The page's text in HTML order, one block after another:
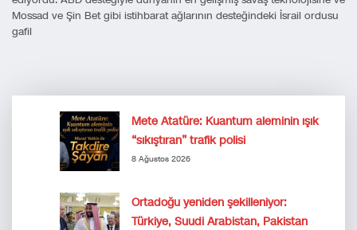
Mossad ve Şin Bet gibi istihbarat ağlarının desteğindeki İsrail ordusu
gafil
Mete Atatüre: Kuantum aleminin ışık
“sıkıştıran” trafik polisi
8 Ağustos 2026
Ortadoğu yeniden şekilleniyor:
Türkiye, Suudi Arabistan, Pakistan